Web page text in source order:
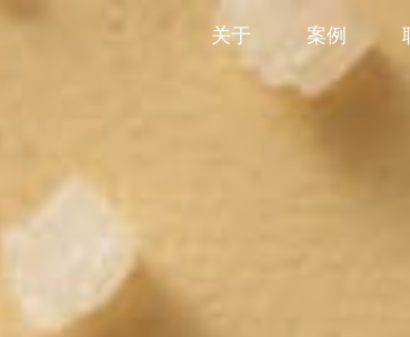
关于 案例